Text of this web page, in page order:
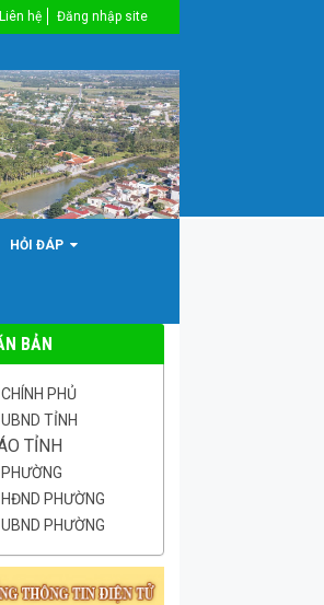
Liên hệ Đăng nhập site
HỎI ĐÁP
BẢN
PHỦ
TỈNH
TỈNH
PHƯỜNG
PHƯỜNG